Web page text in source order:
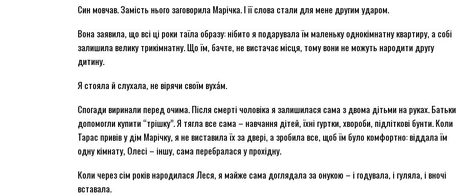
Син мовчав. Замість нього заговорила Марічка. І її слова стали для мене другим ударом.
Вона заявила, що всі ці роки таїла образу: нібито я подарувала їм маленьку однокімнатну квартиру, а собі
залишила велику трикімнатну. Що їм, бачте, не вистачає місця, тому вони не можуть народити другу
дитину.
Я стояла й слухала, не вірячи своїм вуха́м.
Спогади виринали перед очима. Після смерті чоловіка я залишилася сама з двома дітьми на руках. Батьки
допомогли купити “трішку”. Я тягла все сама – навчання дітей, їхні гуртки, хвороби, підліткові бунти. Коли
Тарас привів у дім Марічку, я не виставила їх за двері, а зробила все, щоб їм було комфортно: віддала їм
одну кімнату, Олесі – іншу, сама перебралася у прохідну.
Коли через сім років народилася Леся, я майже сама доглядала за онукою – і годувала, і гуляла, і вночі
вставала.